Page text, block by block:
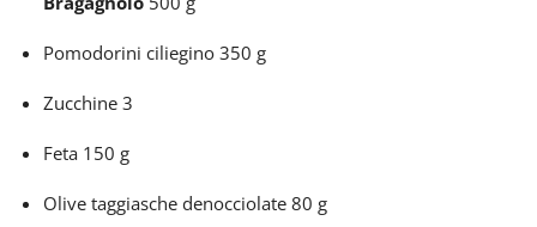
Pomodorini ciliegino 350 g
Zucchine 3
Feta 150 g
Olive taggiasche denocciolate 80 g